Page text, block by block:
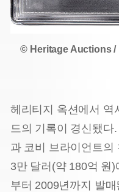
© Heritage Auctions /
헤리티지 옥션에서 역
드의 기록이 경신됐다
과 코비 브라이언트의
3만 달러(약 180억 원
부터 2009년까지 발매